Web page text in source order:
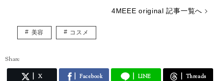
4MEEE original 記事一覧へ
美容 コスメ
Share
X Facebook LINE Threads